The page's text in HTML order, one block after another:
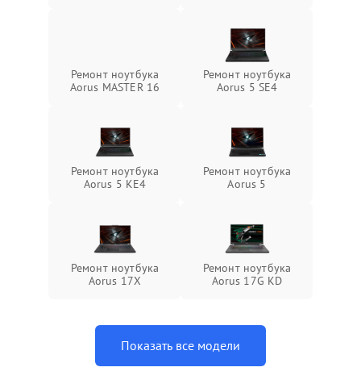
Ремонт ноутбука
Aorus MASTER 16
Ремонт ноутбука
Aorus 5 SE4
Ремонт ноутбука
Aorus 5 KE4
Ремонт ноутбука
Aorus 5
Ремонт ноутбука
Aorus 17X
Ремонт ноутбука
Aorus 17G KD
Показать все модели